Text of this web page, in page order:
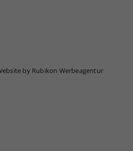
by Rubikon Werbeagentur